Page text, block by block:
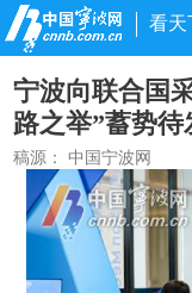
看天
宁波向联合国
路之举”蓄势待
稿源： 中国宁波网